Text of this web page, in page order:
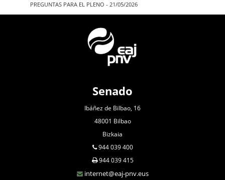
PREGUNTAS PARA EL PLENO - 21/05/2026
Senado
Ibáñez de Bilbao, 16
48001 Bilbao
Bizkaia
944 039 400
944 039 415
internet@eaj-pnv.eus